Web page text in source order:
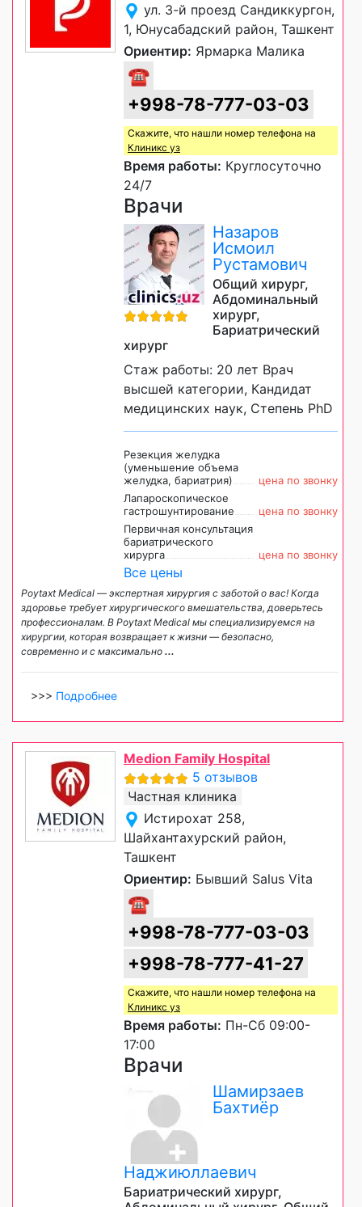
ул. 3-й проезд Сандиккургон,
1, Юнусабадский район, Ташкент
Ориентир: Ярмарка Малика
☎
+998-78-777-03-03
Скажите, что нашли номер телефона на
Клиникс уз
Время работы: Круглосуточно
24/7
Врачи
Назаров
Исмоил
Рустамович
Общий хирург,
Абдоминальный
хирург,
Бариатрический
хирург
Стаж работы: 20 лет Врач
высшей категории, Кандидат
медицинских наук, Степень PhD
Резекция желудка
(уменьшение объема
желудка, бариатрия)
цена по звонку
Лапароскопическое
гастрошунтирование
цена по звонку
Первичная консультация
бариатрического
хирурга
цена по звонку
Все цены
Poytaxt Medical — экспертная хирургия с заботой о вас! Когда
здоровье требует хирургического вмешательства, доверьтесь
профессионалам. В Poytaxt Medical мы специализируемся на
хирургии, которая возвращает к жизни — безопасно,
современно и с максимально ...
>>> Подробнее
Medion Family Hospital
5 отзывов
Частная клиника
Истирохат 258,
Шайхантахурский район,
Ташкент
Ориентир: Бывший Salus Vita
☎
+998-78-777-03-03
+998-78-777-41-27
Скажите, что нашли номер телефона на
Клиникс уз
Время работы: Пн-Сб 09:00-
17:00
Врачи
Шамирзаев
Бахтиёр
Наджиюллаевич
Бариатрический хирург,